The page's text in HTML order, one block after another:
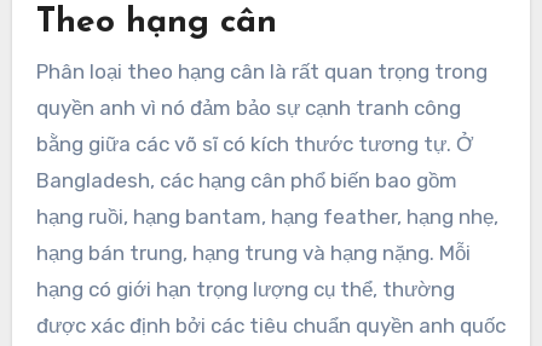
Theo hạng cân
Phân loại theo hạng cân là rất quan trọng trong
quyền anh vì nó đảm bảo sự cạnh tranh công
bằng giữa các võ sĩ có kích thước tương tự. Ở
Bangladesh, các hạng cân phổ biến bao gồm
hạng ruồi, hạng bantam, hạng feather, hạng nhẹ,
hạng bán trung, hạng trung và hạng nặng. Mỗi
hạng có giới hạn trọng lượng cụ thể, thường
được xác định bởi các tiêu chuẩn quyền anh quốc